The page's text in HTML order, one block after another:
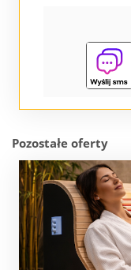
Pozostałe oferty